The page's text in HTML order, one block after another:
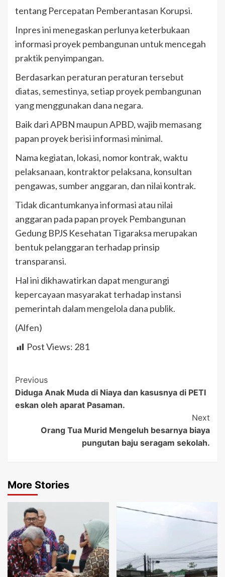
tentang Percepatan Pemberantasan Korupsi.
Inpres ini menegaskan perlunya keterbukaan
informasi proyek pembangunan untuk mencegah
praktik penyimpangan.
Berdasarkan peraturan peraturan tersebut
diatas, semestinya, setiap proyek pembangunan
yang menggunakan dana negara.
Baik dari APBN maupun APBD, wajib memasang
papan proyek berisi informasi minimal.
Nama kegiatan, lokasi, nomor kontrak, waktu
pelaksanaan, kontraktor pelaksana, konsultan
pengawas, sumber anggaran, dan nilai kontrak.
Tidak dicantumkanya informasi atau nilai
anggaran pada papan proyek Pembangunan
Gedung BPJS Kesehatan Tigaraksa merupakan
bentuk pelanggaran terhadap prinsip
transparansi.
Hal ini dikhawatirkan dapat mengurangi
kepercayaan masyarakat terhadap instansi
pemerintah dalam mengelola dana publik.
(Alfen)
Post Views: 281
Post
Navigation
Previous
Diduga Anak Muda di Niaya dan kasusnya di PETI
eskan oleh aparat Pasaman.
Next
Orang Tua Murid Mengeluh besarnya biaya
pungutan baju seragam sekolah.
More Stories